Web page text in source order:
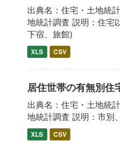
出典名：住宅・土地統
地統計調査 説明：住宅
下宿、旅館)
XLS CSV
居住世帯の有無別住
出典名：住宅・土地統
地統計調査 説明：市別
XLS CSV